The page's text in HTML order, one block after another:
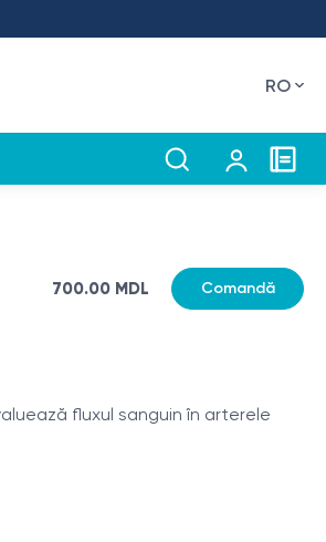
RO
700.00 MDL Comandă
fluxul sanguin în arterele